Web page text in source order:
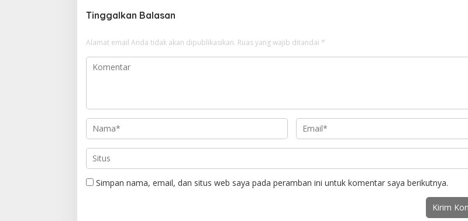
g
s
i
s
Tinggalkan Balasan
Alamat email Anda tidak akan dipublikasikan. Ruas yang wajib ditandai *
Simpan nama, email, dan situs web saya pada peramban ini untuk komentar saya berikutnya.